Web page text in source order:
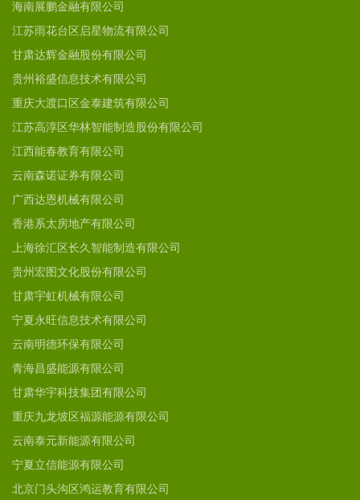
海南展鹏金融有限公司
江苏雨花台区启星物流有限公司
甘肃达辉金融股份有限公司
贵州裕盛信息技术有限公司
重庆大渡口区金泰建筑有限公司
江苏高淳区华林智能制造股份有限公司
江西能春教育有限公司
云南森诺证券有限公司
广西达恩机械有限公司
香港系太房地产有限公司
上海徐汇区长久智能制造有限公司
贵州宏图文化股份有限公司
甘肃宇虹机械有限公司
宁夏永旺信息技术有限公司
云南明德环保有限公司
青海昌盛能源有限公司
甘肃华宇科技集团有限公司
重庆九龙坡区福源能源有限公司
云南泰元新能源有限公司
宁夏立信能源有限公司
北京门头沟区鸿运教育有限公司